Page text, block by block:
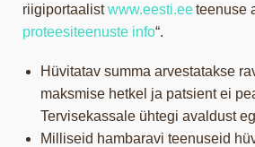
riigiportaalistwww.eesti.eeteenuse
proteesiteenuste info“.
Hüvitatav summa arvestatakse
maksmise hetkel ja patsient ei
Tervisekassale ühtegi avaldust
Milliseid hambaravi teenuseid